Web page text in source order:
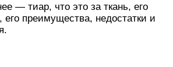
— тиар, что это за ткань, его
его преимущества, недостатки и